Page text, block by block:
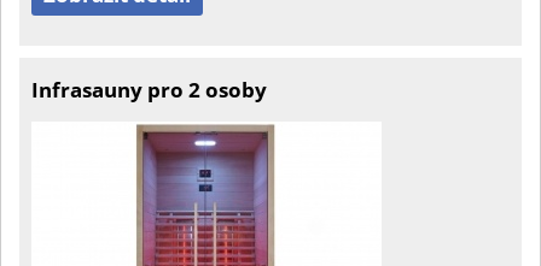
Infrasauny pro 2 osoby